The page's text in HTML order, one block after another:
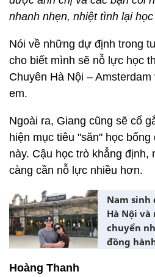
nhanh nhẹn, nhiệt tình lại học
Nói về những dự định trong
cho biết mình sẽ nỗ lực học
Chuyên Hà Nội –
em.
Ngoài ra, Giang cũng sẽ cố
hiện mục tiêu "săn" học
này. Cậu học trò khẳng định,
càng cần nỗ lực nhiều hơn.
Nam sinh
Hà Nội
chuyển
đồng
Hoàng Thanh